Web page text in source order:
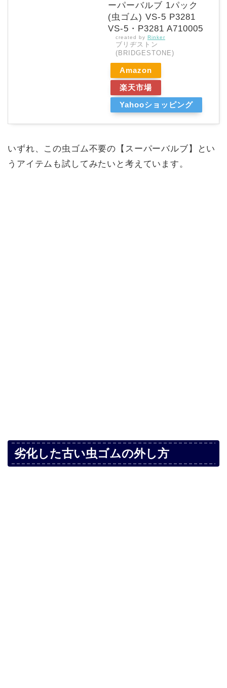
ーパーバルブ 1パック
(虫ゴム) VS-5 P3281
VS-5・P3281 A710005
created by Rinker
ブリヂストン
(BRIDGESTONE)
Amazon
楽天市場
Yahooショッピング
いずれ、この虫ゴム不要の【スーパーバルブ】とい
うアイテムも試してみたいと考えています。
劣化した古い虫ゴムの外し方